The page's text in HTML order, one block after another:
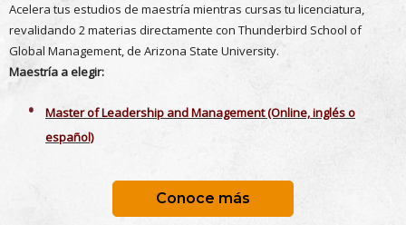
Acelera tus estudios de maestría mientras cursas tu licenciatura,
revalidando 2 materias directamente con Thunderbird School of
Global Management, de Arizona State University.
Maestría a elegir:
Master of Leadership and Management (Online, inglés o
español)
Conoce más